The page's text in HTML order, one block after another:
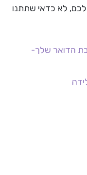
לא כדאי שתתנו
הדואר שלך-